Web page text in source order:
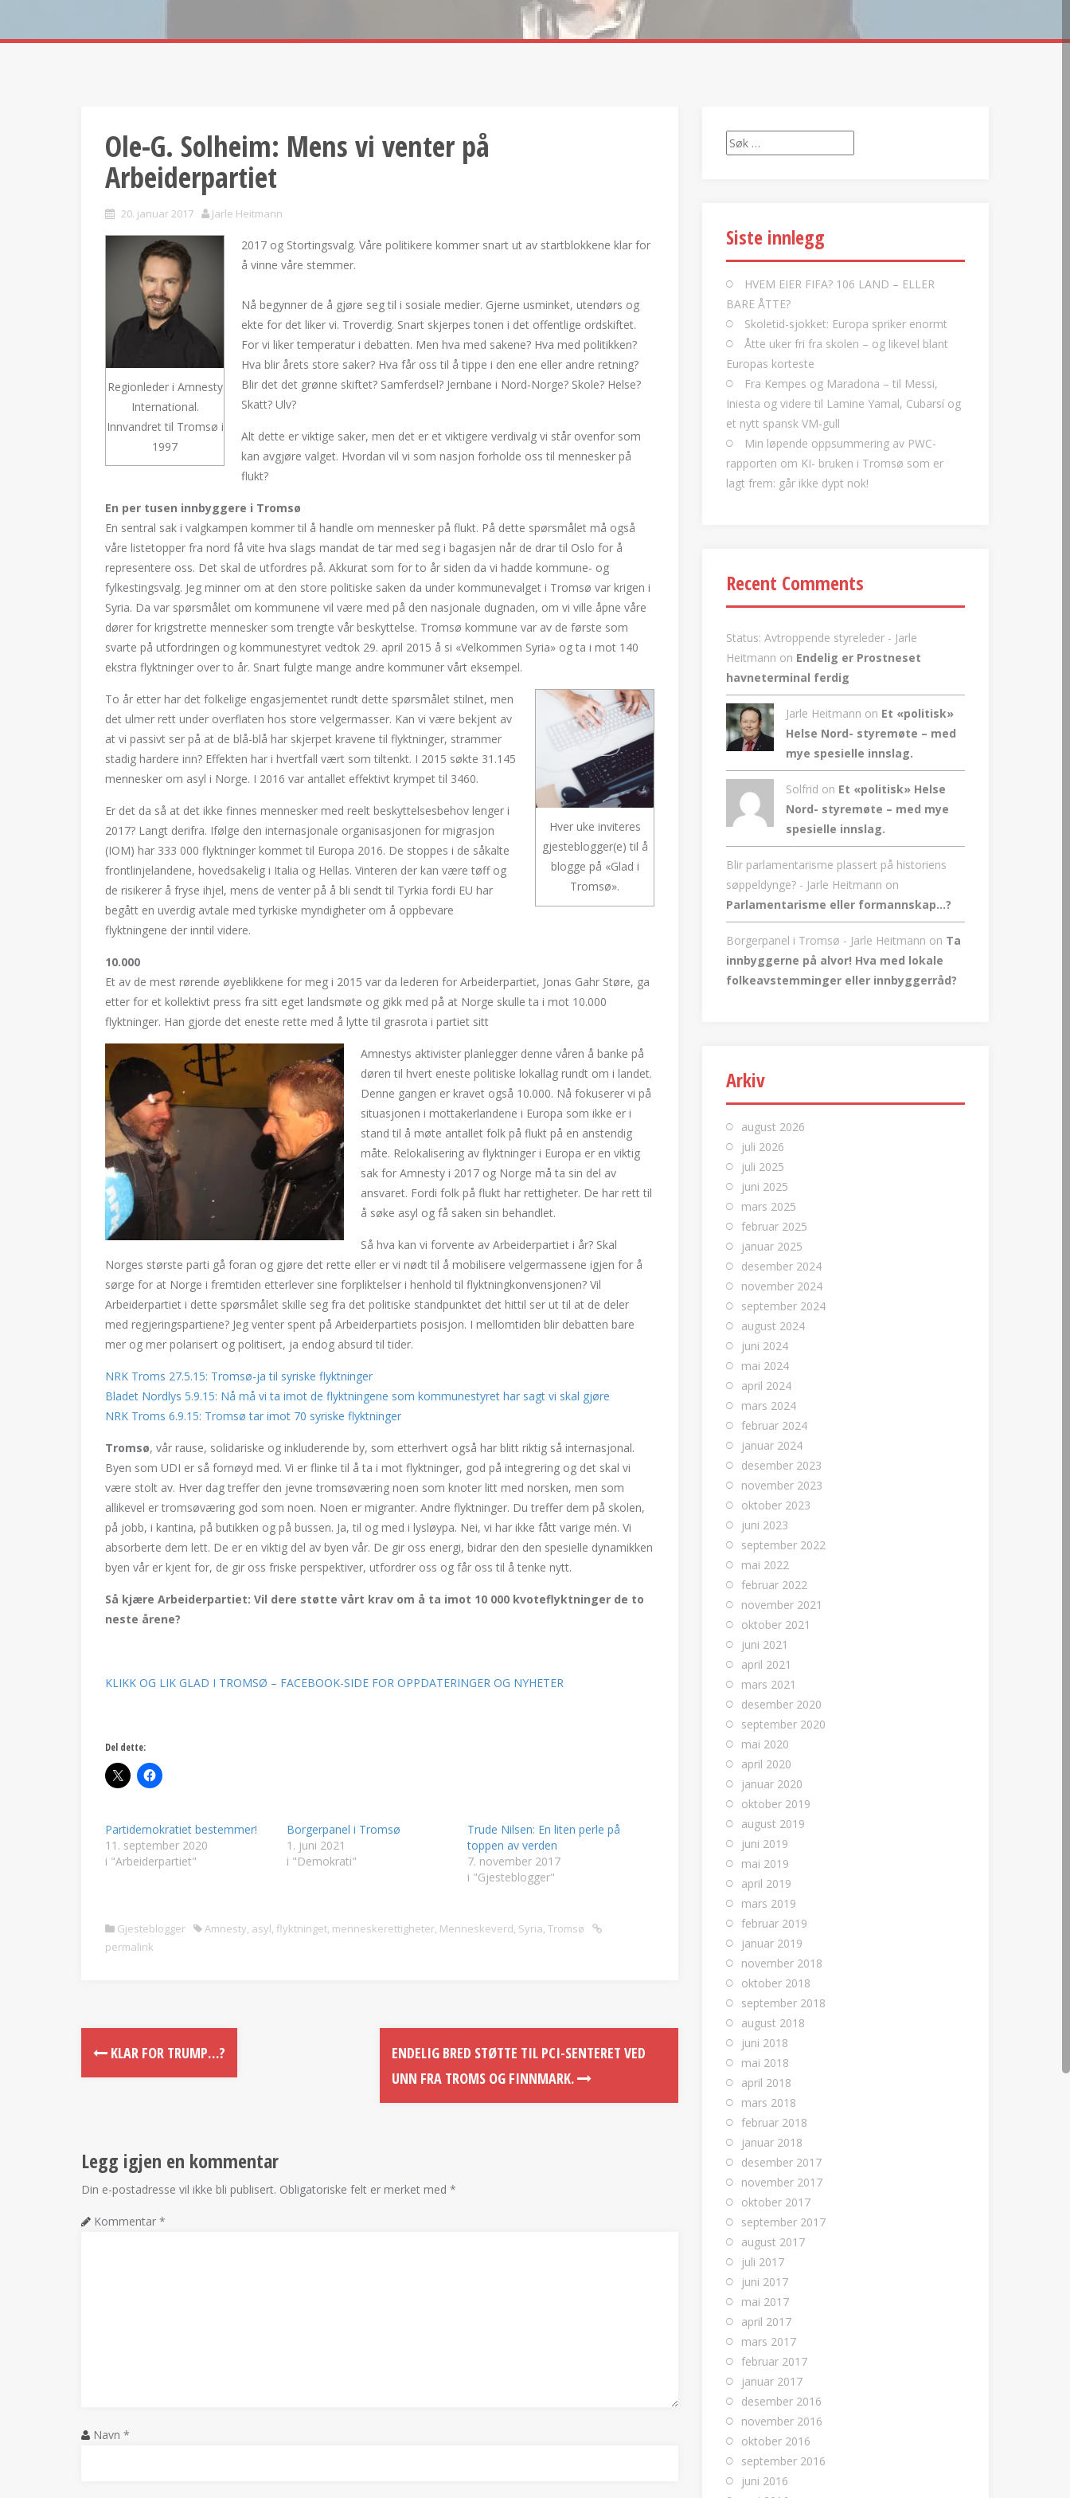
Ole-G. Solheim: Mens vi venter på
Arbeiderpartiet
20. januar 2017 Jarle Heitmann
Regionleder i Amnesty
International.
Innvandret til Tromsø i
1997
2017 og Stortingsvalg. Våre politikere kommer snart ut av startblokkene klar for
å vinne våre stemmer.
Nå begynner de å gjøre seg til i sosiale medier. Gjerne usminket, utendørs og
ekte for det liker vi. Troverdig. Snart skjerpes tonen i det offentlige ordskiftet.
For vi liker temperatur i debatten. Men hva med sakene? Hva med politikken?
Hva blir årets store saker? Hva får oss til å tippe i den ene eller andre retning?
Blir det det grønne skiftet? Samferdsel? Jernbane i Nord-Norge? Skole? Helse?
Skatt? Ulv?
Alt dette er viktige saker, men det er et viktigere verdivalg vi står ovenfor som
kan avgjøre valget. Hvordan vil vi som nasjon forholde oss til mennesker på
flukt?
En per tusen innbyggere i Tromsø
En sentral sak i valgkampen kommer til å handle om mennesker på flukt. På dette spørsmålet må også
våre listetopper fra nord få vite hva slags mandat de tar med seg i bagasjen når de drar til Oslo for å
representere oss. Det skal de utfordres på. Akkurat som for to år siden da vi hadde kommune- og
fylkestingsvalg. Jeg minner om at den store politiske saken da under kommunevalget i Tromsø var krigen i
Syria. Da var spørsmålet om kommunene vil være med på den nasjonale dugnaden, om vi ville åpne våre
dører for krigstrette mennesker som trengte vår beskyttelse. Tromsø kommune var av de første som
svarte på utfordringen og kommunestyret vedtok 29. april 2015 å si «Velkommen Syria» og ta i mot 140
ekstra flyktninger over to år. Snart fulgte mange andre kommuner vårt eksempel.
Hver uke inviteres
gjesteblogger(e) til å
blogge på «Glad i
Tromsø».
To år etter har det folkelige engasjementet rundt dette spørsmålet stilnet, men
det ulmer rett under overflaten hos store velgermasser. Kan vi være bekjent av
at vi passivt ser på at de blå-blå har skjerpet kravene til flyktninger, strammer
stadig hardere inn? Effekten har i hvertfall vært som tiltenkt. I 2015 søkte 31.145
mennesker om asyl i Norge. I 2016 var antallet effektivt krympet til 3460.
Er det da så at det ikke finnes mennesker med reelt beskyttelsesbehov lenger i
2017? Langt derifra. Ifølge den internasjonale organisasjonen for migrasjon
(IOM) har 333 000 flyktninger kommet til Europa 2016. De stoppes i de såkalte
frontlinjelandene, hovedsakelig i Italia og Hellas. Vinteren der kan være tøff og
de risikerer å fryse ihjel, mens de venter på å bli sendt til Tyrkia fordi EU har
begått en uverdig avtale med tyrkiske myndigheter om å oppbevare
flyktningene der inntil videre.
10.000
Et av de mest rørende øyeblikkene for meg i 2015 var da lederen for Arbeiderpartiet, Jonas Gahr Støre, ga
etter for et kollektivt press fra sitt eget landsmøte og gikk med på at Norge skulle ta i mot 10.000
flyktninger. Han gjorde det eneste rette med å lytte til grasrota i partiet sitt
Amnestys aktivister planlegger denne våren å banke på
døren til hvert eneste politiske lokallag rundt om i landet.
Denne gangen er kravet også 10.000. Nå fokuserer vi på
situasjonen i mottakerlandene i Europa som ikke er i
stand til å møte antallet folk på flukt på en anstendig
måte. Relokalisering av flyktninger i Europa er en viktig
sak for Amnesty i 2017 og Norge må ta sin del av
ansvaret. Fordi folk på flukt har rettigheter. De har rett til
å søke asyl og få saken sin behandlet.
Så hva kan vi forvente av Arbeiderpartiet i år? Skal
Norges største parti gå foran og gjøre det rette eller er vi nødt til å mobilisere velgermassene igjen for å
sørge for at Norge i fremtiden etterlever sine forpliktelser i henhold til flyktningkonvensjonen? Vil
Arbeiderpartiet i dette spørsmålet skille seg fra det politiske standpunktet det hittil ser ut til at de deler
med regjeringspartiene? Jeg venter spent på Arbeiderpartiets posisjon. I mellomtiden blir debatten bare
mer og mer polarisert og politisert, ja endog absurd til tider.
NRK Troms 27.5.15: Tromsø-ja til syriske flyktninger
Bladet Nordlys 5.9.15: Nå må vi ta imot de flyktningene som kommunestyret har sagt vi skal gjøre
NRK Troms 6.9.15: Tromsø tar imot 70 syriske flyktninger
Tromsø, vår rause, solidariske og inkluderende by, som etterhvert også har blitt riktig så internasjonal.
Byen som UDI er så fornøyd med. Vi er flinke til å ta i mot flyktninger, god på integrering og det skal vi
være stolt av. Hver dag treffer den jevne tromsøværing noen som knoter litt med norsken, men som
allikevel er tromsøværing god som noen. Noen er migranter. Andre flyktninger. Du treffer dem på skolen,
på jobb, i kantina, på butikken og på bussen. Ja, til og med i lysløypa. Nei, vi har ikke fått varige mén. Vi
absorberte dem lett. De er en viktig del av byen vår. De gir oss energi, bidrar den den spesielle dynamikken
byen vår er kjent for, de gir oss friske perspektiver, utfordrer oss og får oss til å tenke nytt.
Så kjære Arbeiderpartiet: Vil dere støtte vårt krav om å ta imot 10 000 kvoteflyktninger de to
neste årene?
KLIKK OG LIK GLAD I TROMSØ – FACEBOOK-SIDE FOR OPPDATERINGER OG NYHETER
Del dette:
Partidemokratiet bestemmer!
11. september 2020
i "Arbeiderpartiet"
Borgerpanel i Tromsø
1. juni 2021
i "Demokrati"
Trude Nilsen: En liten perle på
toppen av verden
7. november 2017
i "Gjesteblogger"
Gjesteblogger Amnesty, asyl, flyktninget, menneskerettigheter, Menneskeverd, Syria, Tromsø
permalink
KLAR FOR TRUMP…?
ENDELIG BRED STØTTE TIL PCI-SENTERET VED
UNN FRA TROMS OG FINNMARK.
Legg igjen en kommentar
Din e-postadresse vil ikke bli publisert. Obligatoriske felt er merket med *
Kommentar *
Navn *
Søk
etter:
Siste innlegg
HVEM EIER FIFA? 106 LAND – ELLER
BARE ÅTTE?
Skoletid-sjokket: Europa spriker enormt
Åtte uker fri fra skolen – og likevel blant
Europas korteste
Fra Kempes og Maradona – til Messi,
Iniesta og videre til Lamine Yamal, Cubarsí og
et nytt spansk VM-gull
Min løpende oppsummering av PWC-
rapporten om KI- bruken i Tromsø som er
lagt frem: går ikke dypt nok!
Recent Comments
Status: Avtroppende styreleder - Jarle
Heitmann on Endelig er Prostneset
havneterminal ferdig
Jarle Heitmann on Et «politisk»
Helse Nord- styremøte – med
mye spesielle innslag.
Solfrid on Et «politisk» Helse
Nord- styremøte – med mye
spesielle innslag.
Blir parlamentarisme plassert på historiens
søppeldynge? - Jarle Heitmann on
Parlamentarisme eller formannskap…?
Borgerpanel i Tromsø - Jarle Heitmann on Ta
innbyggerne på alvor! Hva med lokale
folkeavstemminger eller innbyggerråd?
Arkiv
august 2026
juli 2026
juli 2025
juni 2025
mars 2025
februar 2025
januar 2025
desember 2024
november 2024
september 2024
august 2024
juni 2024
mai 2024
april 2024
mars 2024
februar 2024
januar 2024
desember 2023
november 2023
oktober 2023
juni 2023
september 2022
mai 2022
februar 2022
november 2021
oktober 2021
juni 2021
april 2021
mars 2021
desember 2020
september 2020
mai 2020
april 2020
januar 2020
oktober 2019
august 2019
juni 2019
mai 2019
april 2019
mars 2019
februar 2019
januar 2019
november 2018
oktober 2018
september 2018
august 2018
juni 2018
mai 2018
april 2018
mars 2018
februar 2018
januar 2018
desember 2017
november 2017
oktober 2017
september 2017
august 2017
juli 2017
juni 2017
mai 2017
april 2017
mars 2017
februar 2017
januar 2017
desember 2016
november 2016
oktober 2016
september 2016
juni 2016